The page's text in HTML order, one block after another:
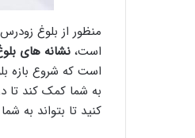
منظور از بلوغ
است، نشانه های
است که شروع بازه
به شما کمک کند تا
کنید تا بتواند به